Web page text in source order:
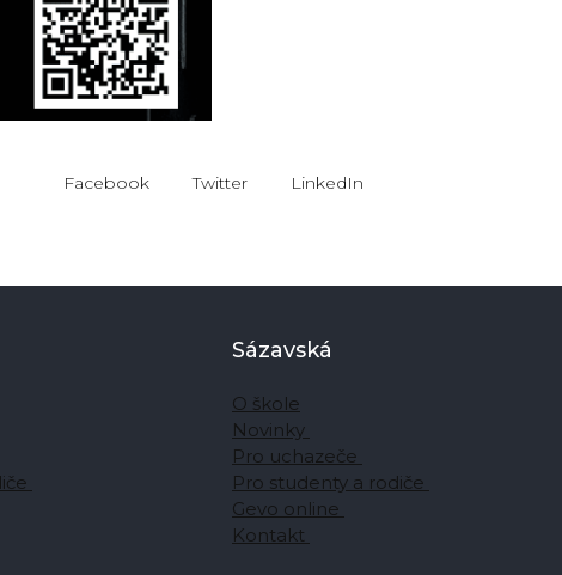
Facebook Twitter LinkedIn
Sázavská
O škole
Novinky
Pro uchazeče
Pro studenty a rodiče
Gevo online
Kontakt